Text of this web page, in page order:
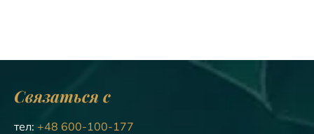
Связаться с
тел: +48 600-100-177